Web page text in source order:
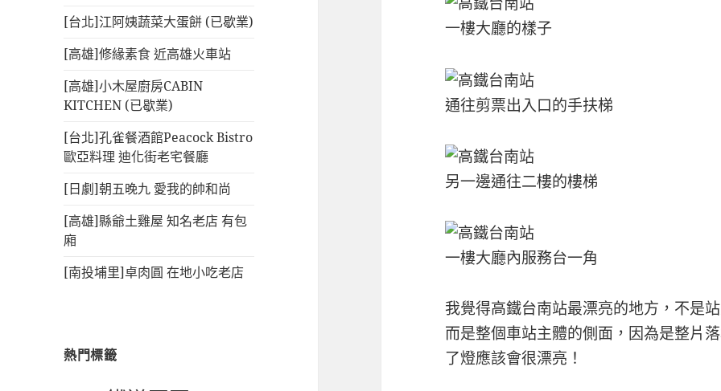
[台北]江阿姨蔬菜大蛋餅 (已歇業)
[高雄]修緣素食 近高雄火車站
[高雄]小木屋廚房CABIN
KITCHEN (已歇業)
[台北]孔雀餐酒館Peacock Bistro
歐亞料理 迪化街老宅餐廳
[日劇]朝五晚九 愛我的帥和尚
[高雄]縣爺土雞屋 知名老店 有包
廂
[南投埔里]卓肉圓 在地小吃老店
熱門標籤
一樓大廳的樣子
通往剪票出入口的手扶梯
另一邊通往二樓的樓梯
一樓大廳內服務台一角
我覺得高鐵台南站最漂亮的地方，不是
而是整個車站主體的側面，因為是整片
了燈應該會很漂亮！